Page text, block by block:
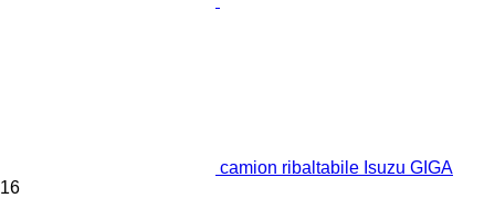
camion ribaltabile Isuzu GIGA
16